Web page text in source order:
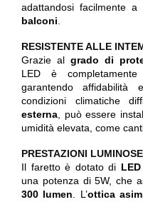
adattandosi facilmente a
balconi
RESISTENTE ALLE
Grazie al grado di
LED è completamente
garantendo
condizioni climatiche
esterna , può essere
umidità elevata, come
PRESTAZIONI
Il faretto è dotato di
una potenza di 5W, che
300 lumen . L’ottica